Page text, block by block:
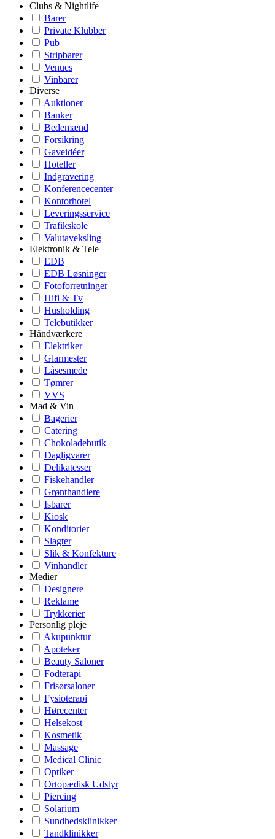
Clubs & Nightlife
Barer
Private Klubber
Pub
Stripbarer
Venues
Vinbarer
Diverse
Auktioner
Banker
Bedemænd
Forsikring
Gaveidéer
Hoteller
Indgravering
Konferencecenter
Kontorhotel
Leveringsservice
Trafikskole
Valutaveksling
Elektronik & Tele
EDB
EDB Løsninger
Fotoforretninger
Hifi & Tv
Husholding
Telebutikker
Håndværkere
Elektriker
Glarmester
Låsesmede
Tømrer
VVS
Mad & Vin
Bagerier
Catering
Chokoladebutik
Dagligvarer
Delikatesser
Fiskehandler
Grønthandlere
Isbarer
Kiosk
Konditorier
Slagter
Slik & Konfekture
Vinhandler
Medier
Designere
Reklame
Trykkerier
Personlig pleje
Akupunktur
Apoteker
Beauty Saloner
Fodterapi
Frisørsaloner
Fysioterapi
Hørecenter
Helsekost
Kosmetik
Massage
Medical Clinic
Optiker
Ortopædisk Udstyr
Piercing
Solarium
Sundhedsklinikker
Tandklinikker